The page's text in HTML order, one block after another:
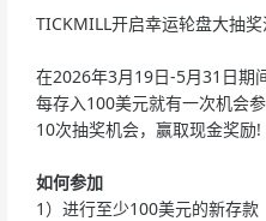
TICKMILL开启幸运轮盘大抽
在2026年3月19日-5月31日期
每存入100美元就有一次机会
10次抽奖机会，赢取现金奖励!
如何参加
1）进行至少100美元的新存款